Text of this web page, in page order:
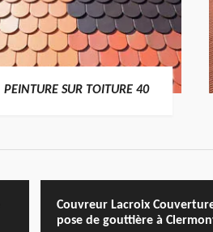
PEINTURE SUR TOITURE 40
Couvreur Lacroix
pose de gouttière à